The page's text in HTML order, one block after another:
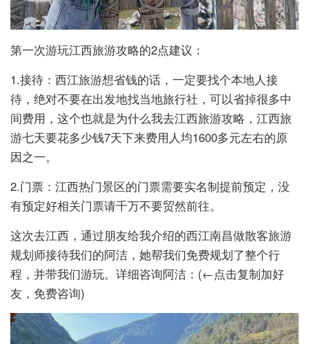
第一次游玩江西旅游攻略的2点建议：
1.接待：西江旅游想省钱的话，一定要找个本地人接
待，绝对不要在出发地找当地旅行社，可以省掉很多中
间费用，这个也就是为什么我去江西旅游攻略，江西旅
游七天要花多少钱7天下来费用人均1600多元左右的原
因之一。
2.门票：江西热门景区的门票需要实名制提前预定，没
有预定好相关门票请千万不要贸然前往。
这次去江西，通过朋友给我介绍的西江南昌做散客旅游
规划师接待我们的阿洁，她帮我们免费规划了整个行
程，并带我们游玩。详细咨询阿洁： (←点击复制加好
友，免费咨询)